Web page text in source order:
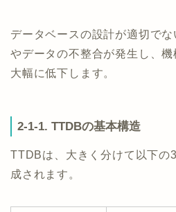
データベースの設計が適切で
やデータの不整合が発生し、
大幅に低下します。
2-1-1. TTDBの基本構造
TTDBは、大きく分けて以下の
成されます。